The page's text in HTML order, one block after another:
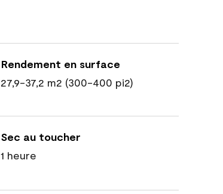
Rendement en surface
27,9-37,2 m2 (300-400 pi2)
Sec au toucher
1 heure